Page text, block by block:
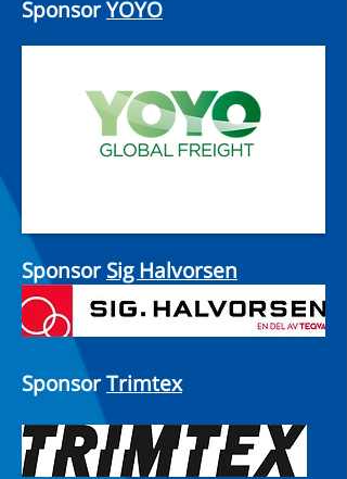
SponsorYOYO
SponsorSig Halvorsen
SponsorTrimtex